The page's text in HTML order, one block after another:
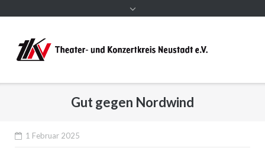
Gut gegen Nordwind
1 Februar 2025